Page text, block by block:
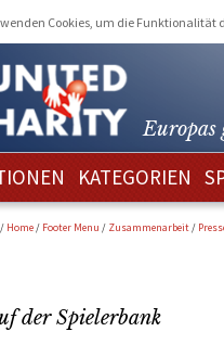
Cookies, um die Funktionalität
Europas
KATEGORIEN
/ Home/ Footer Menu / Zusammenarbeit/
der Spielerbank